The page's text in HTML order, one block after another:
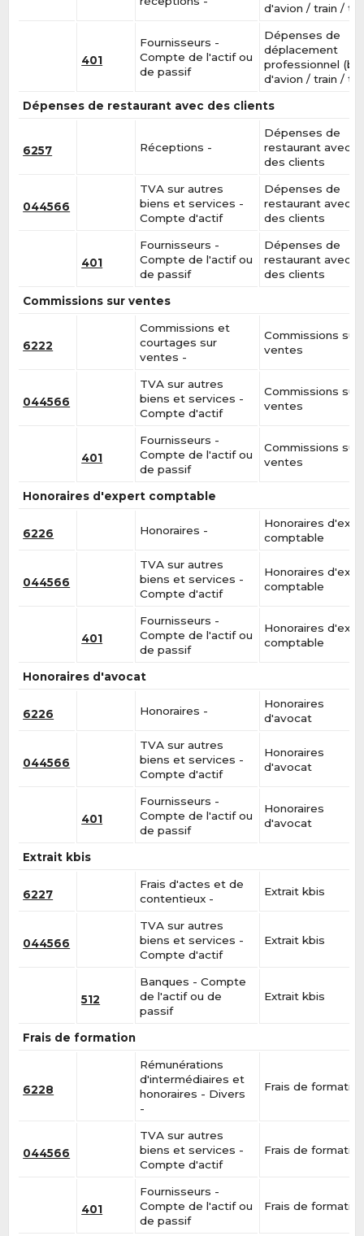
d'avion / train /
401
Fournisseurs -
Compte de l'actif ou
de passif
Dépenses de
déplacement
professionnel
d'avion / train /
Dépenses de restaurant avec des clients
6257 Réceptions -
Dépenses de
restaurant avec
des clients
044566
TVA sur autres
biens et services -
Compte d'actif
Dépenses de
restaurant avec
des clients
401
Fournisseurs -
Compte de l'actif ou
de passif
Dépenses de
restaurant avec
des clients
Commissions sur ventes
6222
Commissions et
courtages sur
ventes -
Commissions sur
ventes
044566
TVA sur autres
biens et services -
Compte d'actif
Commissions sur
ventes
401
Fournisseurs -
Compte de l'actif ou
de passif
Commissions sur
ventes
Honoraires d'expert comptable
6226 Honoraires -
Honoraires
comptable
044566
TVA sur autres
biens et services -
Compte d'actif
Honoraires
comptable
401
Fournisseurs -
Compte de l'actif ou
de passif
Honoraires
comptable
Honoraires d'avocat
6226 Honoraires -
Honoraires
d'avocat
044566
TVA sur autres
biens et services -
Compte d'actif
Honoraires
d'avocat
401
Fournisseurs -
Compte de l'actif ou
de passif
Honoraires
d'avocat
Extrait kbis
6227
Frais d'actes et de
contentieux -
Extrait kbis
044566
TVA sur autres
biens et services -
Compte d'actif
Extrait kbis
512
Banques - Compte
de l'actif ou de
passif
Extrait kbis
Frais de formation
6228
Rémunérations
d'intermédiaires et
honoraires - Divers
-
Frais de
044566
TVA sur autres
biens et services -
Compte d'actif
Frais de
401
Fournisseurs -
Compte de l'actif ou
de passif
Frais de